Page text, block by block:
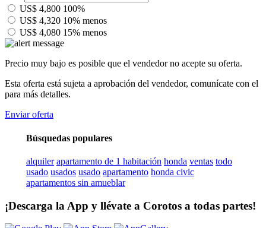
US$ 4,800 100%
US$ 4,320 10% menos
US$ 4,080 15% menos
Precio muy bajo es posible que el vendedor no acepte su oferta.
Esta oferta está sujeta a aprobación del vendedor, comunícate con el
para más detalles.
Enviar oferta
Búsquedas populares
alquiler apartamento de 1 habitación honda ventas todo
usado usados usado apartamento honda civic
apartamentos sin amueblar
¡Descarga la App y llévate a Corotos a todas partes!